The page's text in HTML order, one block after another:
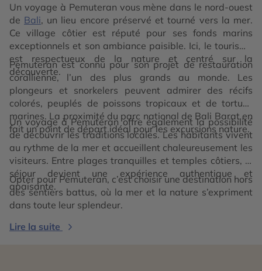
Un voyage à Pemuteran vous mène dans le nord-ouest
de Bali, un lieu encore préservé et tourné vers la mer.
Ce village côtier est réputé pour ses fonds marins
exceptionnels et son ambiance paisible. Ici, le tourisme
est respectueux de la nature et centré sur la
découverte.
Pemuteran est connu pour son projet de restauration
corallienne, l’un des plus grands au monde. Les
plongeurs et snorkelers peuvent admirer des récifs
colorés, peuplés de poissons tropicaux et de tortues
marines. La proximité du parc national de Bali Barat en
fait un point de départ idéal pour les excursions nature.
Un voyage à Pemuteran offre également la possibilité
de découvrir les traditions locales. Les habitants vivent
au rythme de la mer et accueillent chaleureusement les
visiteurs. Entre plages tranquilles et temples côtiers, le
séjour devient une expérience authentique et
apaisante.
Opter pour Pemuteran, c’est choisir une destination hors
des sentiers battus, où la mer et la nature s’expriment
dans toute leur splendeur.
Lire la suite